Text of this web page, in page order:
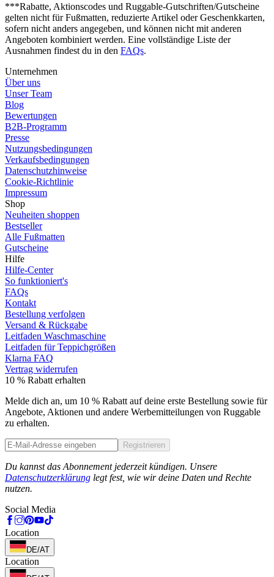
***Rabatte, Aktionscodes und Ruggable-Gutschriften/Gutscheine
gelten nicht für Fußmatten, reduzierte Artikel oder Geschenkkarten,
sofern nicht anders angegeben, und können nicht mit anderen
Angeboten kombiniert werden. Eine vollständige Liste der
Ausnahmen findest du in den FAQs.
Unternehmen
Über uns
Unser Team
Blog
Bewertungen
B2B-Programm
Presse
Nutzungsbedingungen
Verkaufsbedingungen
Datenschutzhinweise
Cookie-Richtlinie
Impressum
Shop
Neuheiten shoppen
Bestseller
Alle Fußmatten
Gutscheine
Hilfe
Hilfe-Center
So funktioniert's
FAQs
Kontakt
Bestellung verfolgen
Versand & Rückgabe
Leitfaden Waschmaschine
Leitfaden für Teppichgrößen
Klarna FAQ
Vertrag widerrufen
10 % Rabatt erhalten
Melde dich an, um 10 % Rabatt auf deine erste Bestellung sowie für
Angebote, Aktionen und andere Werbemitteilungen von Ruggable
zu erhalten.
Registrieren
Du kannst das Abonnement jederzeit kündigen. Unsere
Datenschutzerklärung legt fest, wie wir deine Daten und Rechte
nutzen.
Social Media
Location
DE/AT
Location